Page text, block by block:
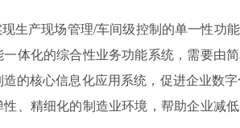
生产现场管理/车间级控制的单一性功
体化的综合性业务功能系统，需要由
的核心信息化应用系统，促进企业数字
、精细化的制造业环境，帮助企业减